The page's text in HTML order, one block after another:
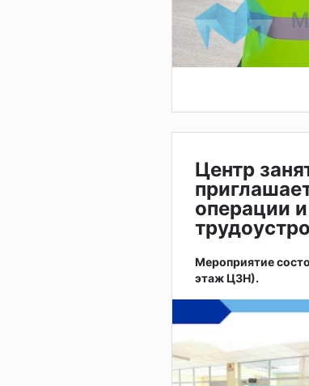
Центр
операции
Мероприятие
этаж ЦЗН).